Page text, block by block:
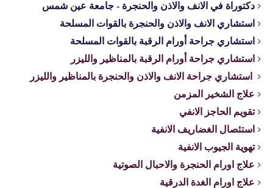
دكتوراة في الانف والاذن والحنجرة - جامعة عين شمس
استشاري الانف والاذن والحنجرة بالقوات المسلحة
استشاري جراحة أورام الرقبة بالقوات المسلحة
استشاري جراحة أورام الرقبة بالمناظير والليزر
استشاري جراحة الانف والاذن والحنجرة بالمناظير والليزر
علاج الشخير المزمن
تقويم الحاجز الانفي
استئصال الغضاريف الانفية
تهوية الجيوب الانفية
علاج اورام الحنجرة والاحبال الصوتية
علاج اورام الغدة الدرقية